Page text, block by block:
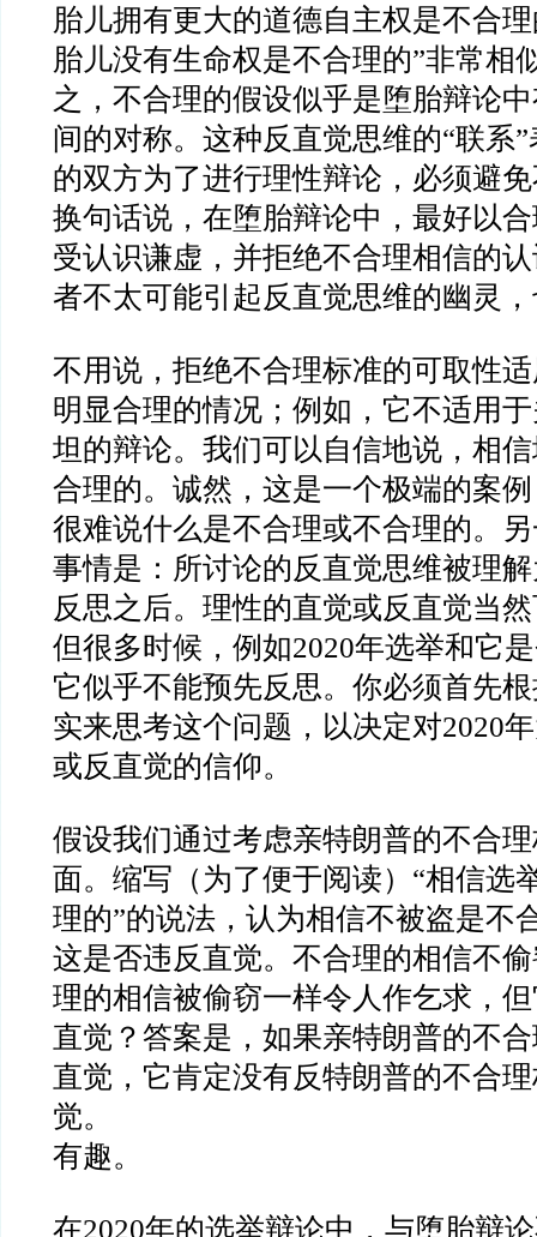
胎儿拥有更大的道德自主权是不合
胎儿没有生命权是不合理的”非常相
之，不合理的假设似乎是堕胎辩论
间的对称。这种反直觉思维的“联系”
的双方为了进行理性辩论，必须避
换句话说，在堕胎辩论中，最好以
受认识谦虚，并拒绝不合理相信的
者不太可能引起反直觉思维的幽灵
不用说，拒绝不合理标准的可取性
明显合理的情况；例如，它不适用
坦的辩论。我们可以自信地说，相
合理的。诚然，这是一个极端的案
很难说什么是不合理或不合理的。
事情是：所讨论的反直觉思维被理
反思之后。理性的直觉或反直觉当
但很多时候，例如2020年选举和它
它似乎不能预先反思。你必须首先
实来思考这个问题，以决定对2020
或反直觉的信仰。
假设我们通过考虑亲特朗普的不合
面。缩写（为了便于阅读） “相信选
理的”的说法，认为相信不被盗是不
这是否违反直觉。不合理的相信不
理的相信被偷窃一样令人作乞求，
直觉？答案是，如果亲特朗普的不
直觉，它肯定没有反特朗普的不合
觉。
有趣。
在2020年的选举辩论中，与堕胎辩